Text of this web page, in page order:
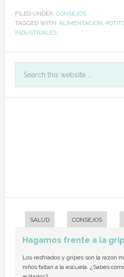
FILED UNDER: CONSEJOS
TAGGED WITH: ALIMENTACIÓN,
INDUSTRIALES
SALUD CONSEJOS
Hagamos frente a la
Los resfriados y gripes son la razón
niños faltan a la escuela. ¿Sabes